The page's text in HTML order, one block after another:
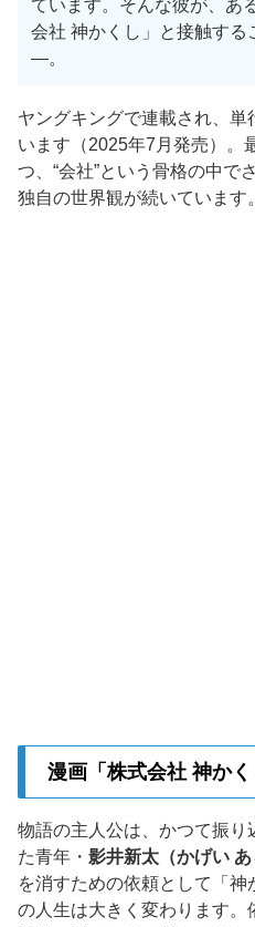
ています。そんな彼が、あ
会社 神かくし」と接触する
—。
ヤングキングで連載され、単
います（2025年7月発売）。
つ、“会社”という骨格の中で
独自の世界観が続いています。
漫画「株式会社 神か
物語の主人公は、かつて振
た青年・ 影井新太（かげい あ
を消すための依頼として「
の人生は大きく変わります